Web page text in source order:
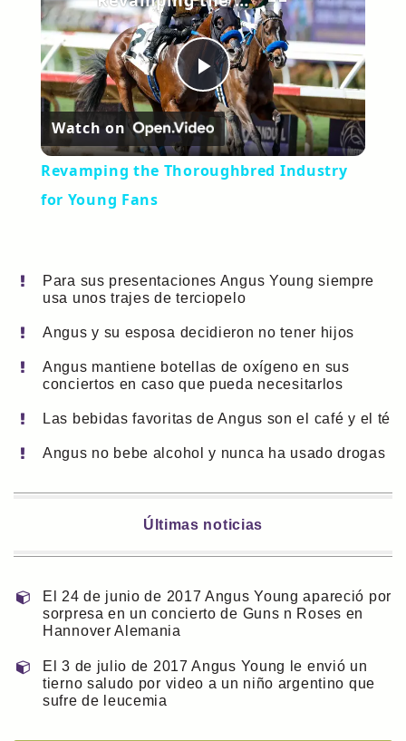
Play
Video
Watch on
Revamping the Thoroughbred Industry
for Young Fans
Para sus presentaciones Angus Young siempre
usa unos trajes de terciopelo
Angus y su esposa decidieron no tener hijos
Angus mantiene botellas de oxígeno en sus
conciertos en caso que pueda necesitarlos
Las bebidas favoritas de Angus son el café y el té
Angus no bebe alcohol y nunca ha usado drogas
Últimas noticias
El 24 de junio de 2017 Angus Young apareció por
sorpresa en un concierto de Guns n Roses en
Hannover Alemania
El 3 de julio de 2017 Angus Young le envió un
tierno saludo por video a un niño argentino que
sufre de leucemia